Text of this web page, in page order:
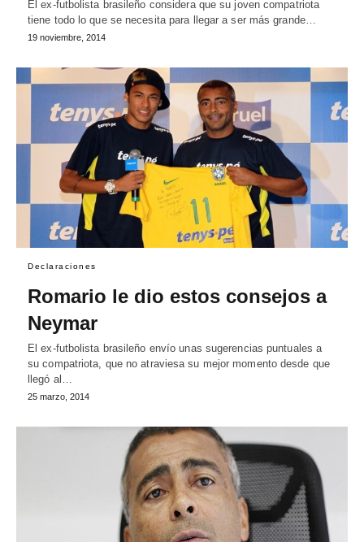
El ex-futbolista brasileño considera que su joven compatriota
tiene todo lo que se necesita para llegar a ser más grande…
19 noviembre, 2014
Declaraciones
Romario le dio estos consejos a
Neymar
El ex-futbolista brasileño envío unas sugerencias puntuales a
su compatriota, que no atraviesa su mejor momento desde que
llegó al…
25 marzo, 2014